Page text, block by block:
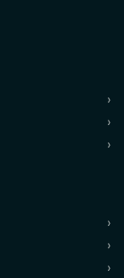
›
›
›
›
›
›